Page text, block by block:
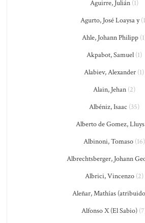
Aguirre, Julián(1)
Agurto, José Loaysa y
Ahle, Johann Philipp
Akpabot, Samuel(1)
Alabiev, Alexander (1)
Alain, Jehan(2)
Albéniz, Isaac (35)
Alberto de Gomez, Lluys
Albinoni, Tomaso(16)
Albrechtsberger, Johann
Albrici, Vincenzo(2)
Aleñar, Mathías
Alfonso X (El Sabio)